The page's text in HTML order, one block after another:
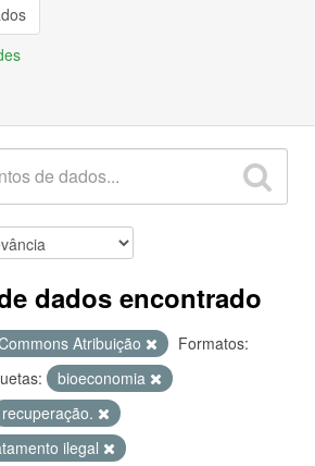
dados encontrado
Atribuição
Formatos:
bioeconomia
recuperação.
ilegal